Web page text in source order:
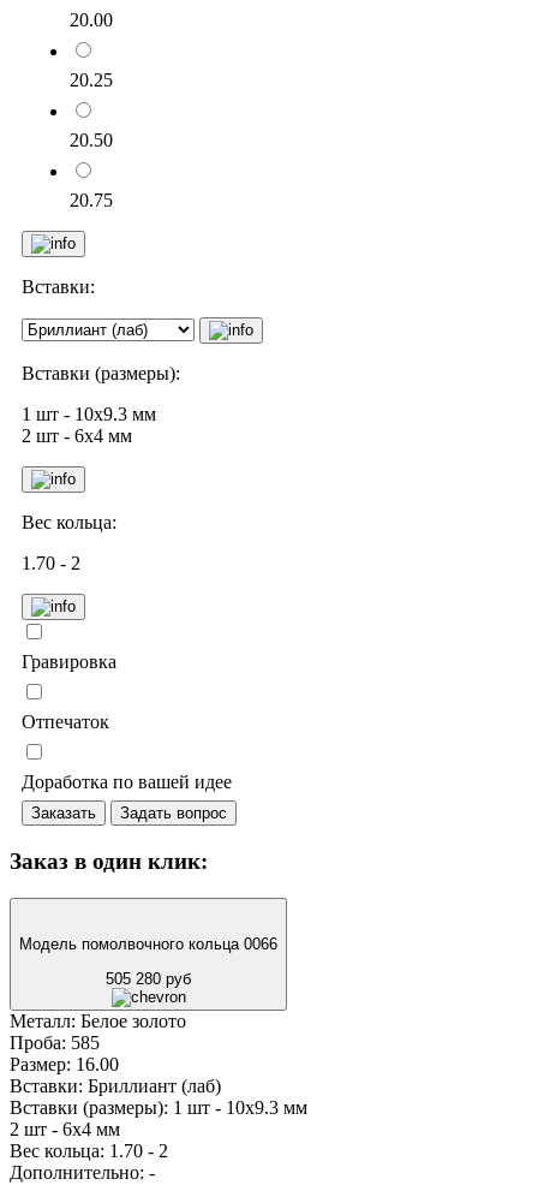
20.00
20.25
20.50
20.75
Вставки:
Вставки (размеры):
1 шт - 10х9.3 мм
2 шт - 6х4 мм
Вес кольца:
1.70 - 2
Гравировка
Отпечаток
Доработка по вашей идее
Заказать Задать вопрос
Заказ в один клик:
Модель помолвочного кольца 0066
505 280 руб
Металл: Белое золото
Проба: 585
Размер: 16.00
Вставки: Бриллиант (лаб)
Вставки (размеры): 1 шт - 10х9.3 мм
2 шт - 6х4 мм
Вес кольца: 1.70 - 2
Дополнительно: -